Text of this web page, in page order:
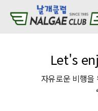
Let's
자유로운 비행을